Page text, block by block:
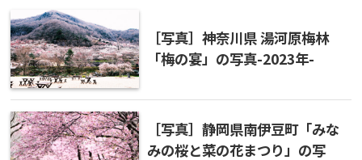
［写真］神奈川県 湯河原梅林
「梅の宴」の写真-2023年-
［写真］静岡県南伊豆町「みな
みの桜と菜の花まつり」の写